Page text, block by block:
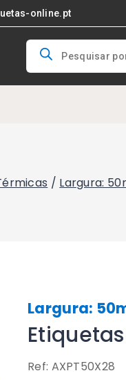
online.pt
Products
search
/ Largura:
Largura:
Ref: AXPT50X28